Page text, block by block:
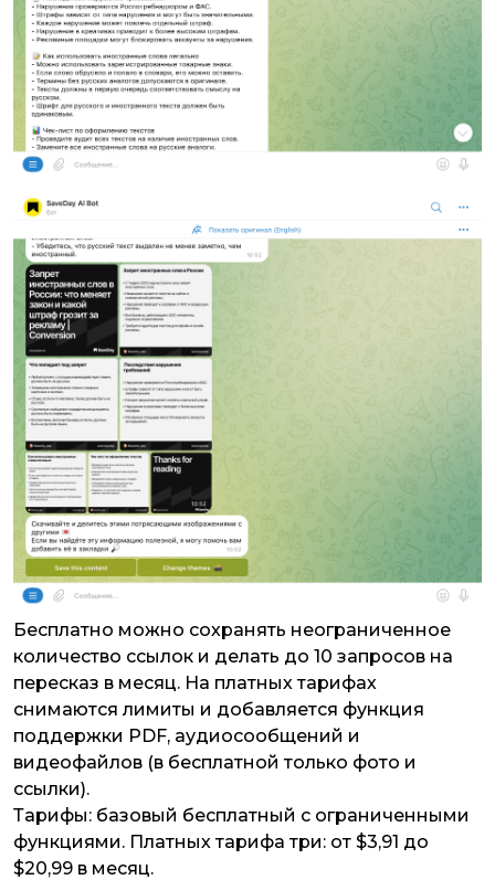
Бесплатно можно сохранять неограниченное
количество ссылок и делать до 10 запросов на
пересказ в месяц. На платных тарифах
снимаются лимиты и добавляется функция
поддержки PDF, аудиосообщений и
видеофайлов (в бесплатной только фото и
ссылки).
Тарифы: базовый бесплатный с ограниченными
функциями. Платных тарифа три: от $3,91 до
$20,99 в месяц.